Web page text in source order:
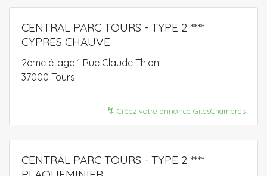
CENTRAL PARC TOURS - TYPE 2 ****
CYPRES CHAUVE
2ème étage 1 Rue Claude Thion
37000 Tours
↯ Créez votre annonce GitesChambres
CENTRAL PARC TOURS - TYPE 2 ****